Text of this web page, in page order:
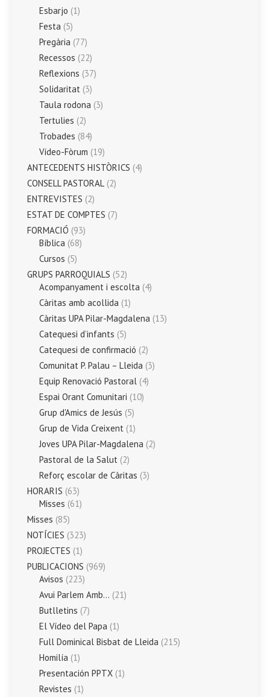
Esbarjo (1)
Festa (5)
Pregària (77)
Recessos (22)
Reflexions (37)
Solidaritat (3)
Taula rodona (3)
Tertulies (2)
Trobades (84)
Vídeo-Fòrum (19)
ANTECEDENTS HISTÒRICS (4)
CONSELL PASTORAL (2)
ENTREVISTES (2)
ESTAT DE COMPTES (7)
FORMACIÓ (93)
Bíblica (68)
Cursos (5)
GRUPS PARROQUIALS (52)
Acompanyament i escolta (4)
Càritas amb acollida (1)
Càritas UPA Pilar-Magdalena (13)
Catequesi d’infants (5)
Catequesi de confirmació (2)
Comunitat P. Palau – Lleida (3)
Equip Renovació Pastoral (4)
Espai Orant Comunitari (10)
Grup d'Amics de Jesús (5)
Grup de Vida Creixent (1)
Joves UPA Pilar-Magdalena (2)
Pastoral de la Salut (2)
Reforç escolar de Càritas (3)
HORARIS (63)
Misses (61)
Misses (85)
NOTÍCIES (323)
PROJECTES (1)
PUBLICACIONS (969)
Avisos (223)
Avui Parlem Amb… (21)
Butlletins (7)
El Vídeo del Papa (1)
Full Dominical Bisbat de Lleida (215)
Homilía (1)
Presentación PPTX (1)
Revistes (1)